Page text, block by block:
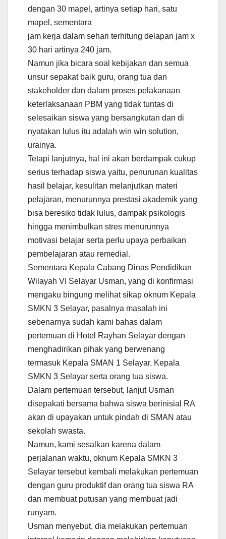
dengan 30 mapel, artinya setiap hari, satu
mapel, sementara
jam kerja dalam sehari terhitung delapan jam x
30 hari artinya 240 jam.
Namun jika bicara soal kebijakan dan semua
unsur sepakat baik guru, orang tua dan
stakeholder dan dalam proses pelakanaan
keterlaksanaan PBM yang tidak tuntas di
selesaikan siswa yang bersangkutan dan di
nyatakan lulus itu adalah win win solution,
urainya.
Tetapi lanjutnya, hal ini akan berdampak cukup
serius terhadap siswa yaitu, penurunan kualitas
hasil belajar, kesulitan melanjutkan materi
pelajaran, menurunnya prestasi akademik yang
bisa beresiko tidak lulus, dampak psikologis
hingga menimbulkan stres menurunnya
motivasi belajar serta perlu upaya perbaikan
pembelajaran atau remedial.
Sementara Kepala Cabang Dinas Pendidikan
Wilayah VI Selayar Usman, yang di konfirmasi
mengaku bingung melihat sikap oknum Kepala
SMKN 3 Selayar, pasalnya masalah ini
sebenarnya sudah kami bahas dalam
pertemuan di Hotel Rayhan Selayar dengan
menghadirikan pihak yang berwenang
termasuk Kepala SMAN 1 Selayar, Kepala
SMKN 3 Selayar serta orang tua siswa.
Dalam pertemuan tersebut, lanjut Usman
disepakati bersama bahwa siswa berinisial RA
akan di upayakan untuk pindah di SMAN atau
sekolah swasta.
Namun, kami sesalkan karena dalam
perjalanan waktu, oknum Kepala SMKN 3
Selayar tersebut kembali melakukan pertemuan
dengan guru produktif dan orang tua siswa RA
dan membuat putusan yang membuat jadi
runyam.
Usman menyebut, dia melakukan pertemuan